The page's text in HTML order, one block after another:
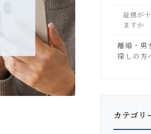
証拠が
ますか
離婚・男
探しの方
カテゴリ